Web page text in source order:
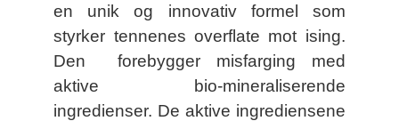
en unik og innovativ formel som
styrker tennenes overflate mot ising.
Den forebygger misfarging med
aktive bio-mineraliserende
ingredienser. De aktive ingrediensene